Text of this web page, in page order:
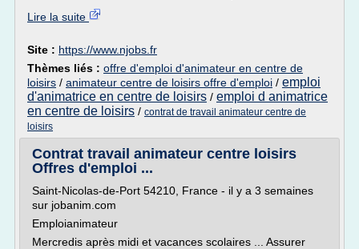
Lire la suite
Site : https://www.njobs.fr
Thèmes liés : offre d'emploi d'animateur en centre de
loisirs / animateur centre de loisirs offre d'emploi / emploi
d'animatrice en centre de loisirs / emploi d animatrice
en centre de loisirs / contrat de travail animateur centre de
loisirs
Contrat travail animateur centre loisirs
Offres d'emploi ...
Saint-Nicolas-de-Port 54210, France - il y a 3 semaines
sur jobanim.com
Emploianimateur
Mercredis après midi et vacances scolaires ... Assurer